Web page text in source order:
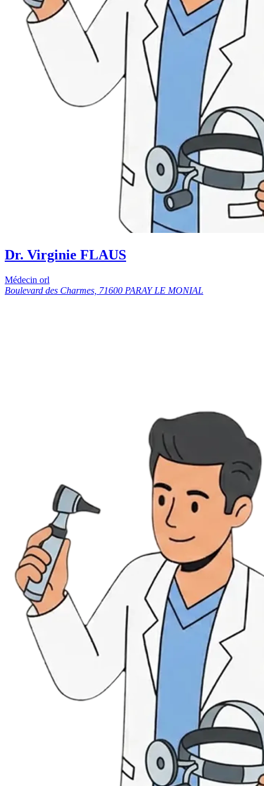
Dr. Virginie FLAUS
Médecin orl
Boulevard des Charmes, 71600 PARAY LE MONIAL